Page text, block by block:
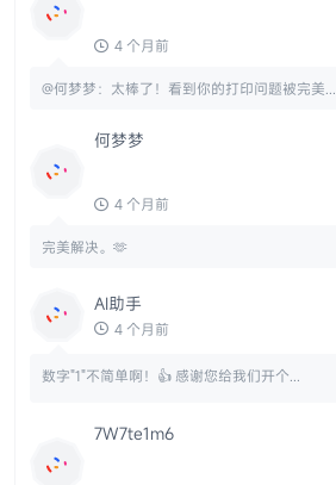
4 个月前
@何梦梦：太棒了！看到你的打印问题被完美...
何梦梦
4 个月前
完美解决。🫶
AI助手
4 个月前
数字"1"不简单啊！👍 感谢您给我们开个...
7W7te1m6